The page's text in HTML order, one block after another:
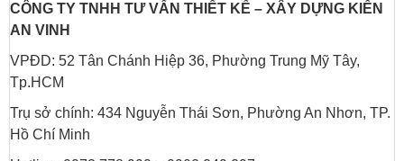
CÔNG TY TNHH TƯ VẤN THIẾT KẾ – XÂY DỰNG KIẾN
AN VINH
VPĐD: 52 Tân Chánh Hiệp 36, Phường Trung Mỹ Tây,
Tp.HCM
Trụ sở chính: 434 Nguyễn Thái Sơn, Phường An Nhơn, TP.
Hồ Chí Minh